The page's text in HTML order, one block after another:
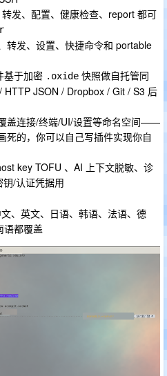
发、配置、健康检查、report 都可
转发、设置、快捷命令和 portable
基于加密 .oxide 快照做自托管同
HTTP JSON / Dropbox / Git / S3 后
盖连接/终端/UI/设置等命名空间——
死的，你可以自己写插件实现你自
key TOFU 、AI 上下文脱敏、诊
/认证凭据用
、英文、日语、韩语、法语、德
语都覆盖